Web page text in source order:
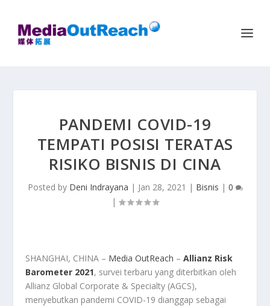
PANDEMI COVID-19
TEMPATI POSISI TERATAS
RISIKO BISNIS DI CINA
Posted by Deni Indrayana | Jan 28, 2021 | Bisnis | 0
|
SHANGHAI, CHINA – Media OutReach –Allianz Risk
Barometer 2021, survei terbaru yang diterbitkan oleh
Allianz Global Corporate & Specialty (AGCS),
menyebutkan pandemi COVID-19 dianggap sebagai